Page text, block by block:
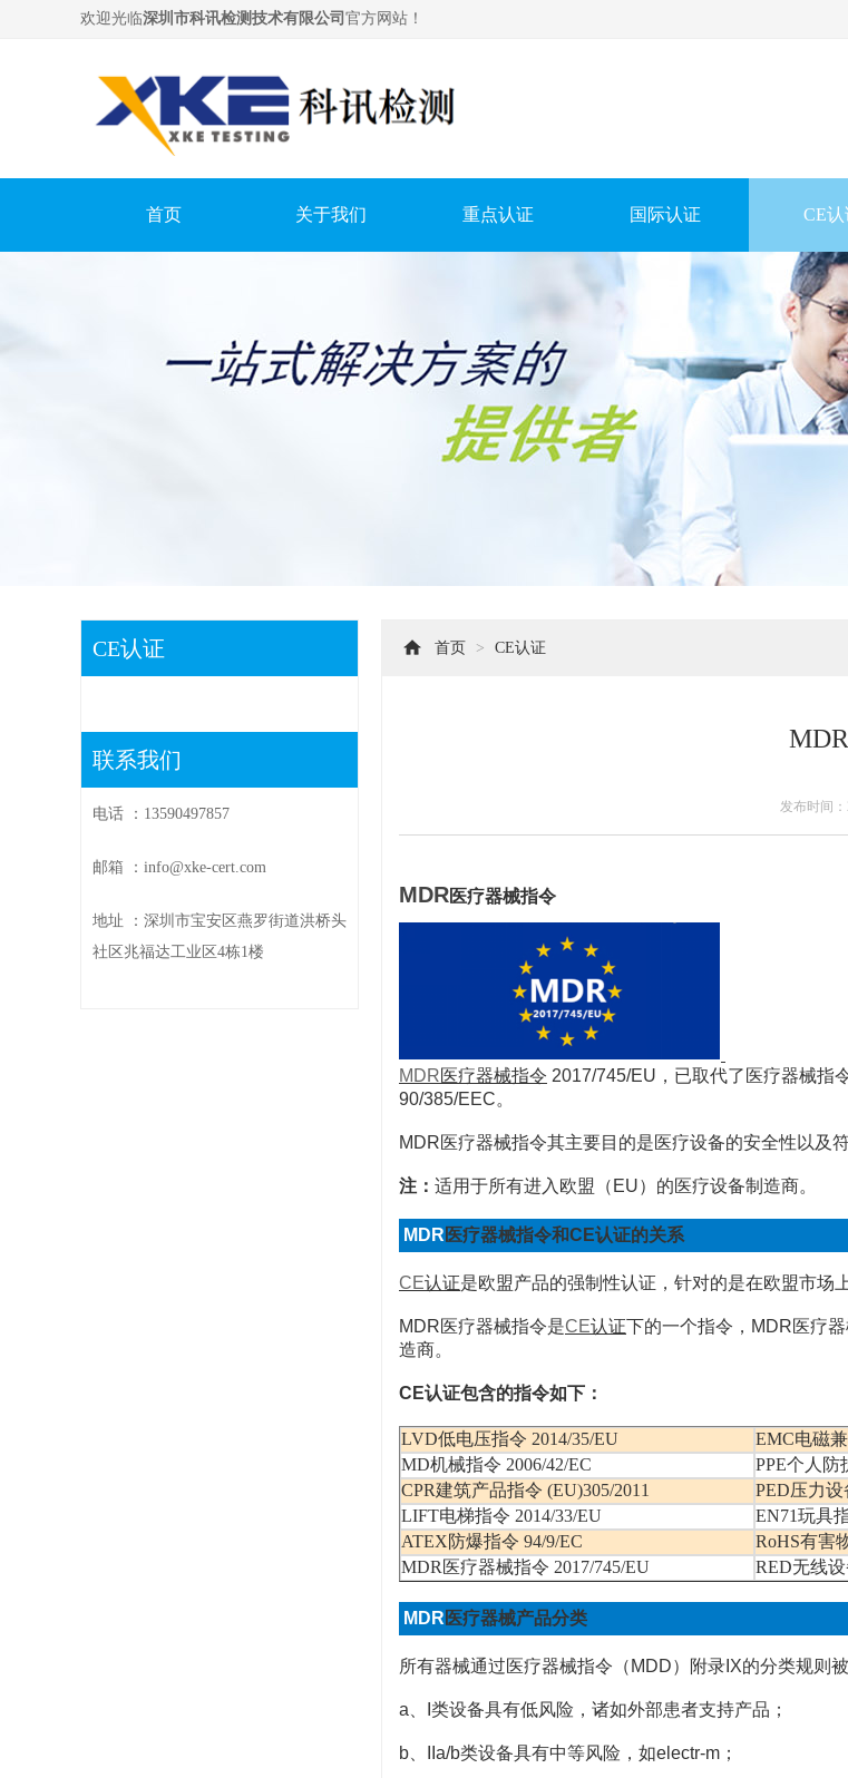
欢迎光临深圳市科讯检测技术有限公司 官方网站！
首页 关于我们 重点认证 国际认证 CE认
CE认证
联系我们
电话 ：13590497857
邮箱 ：info@xke-cert.com
地址 ：深圳市宝安区燕罗街道洪桥头
社区兆福达工业区4栋1楼
首页 > CE认证
发布时间：
MDR医疗器械指令
MDR医疗器械指令 2017/745/EU ，已取代了医疗器械指
90/385/EEC。
MDR医疗器械指令其主要目的是医疗设备的安全性以及
注： 适用于所有进入欧盟（ EU）的医疗设备制造商。
MDR 医疗器械指令和CE认证的关系
CE认证是欧盟产品的强制性认证，针对的是在欧盟市场
MDR医疗器械指令是CE认证下的一个指令， MDR医疗
造商。
CE认证包含的指令如下：
LVD低电压指令 2014/35/EU EMC电磁
MD机械指令 2006/42/EC PPE个人防
CPR建筑产品指令 (EU)305/2011 PED压力设
LIFT电梯指令 2014/33/EU EN71玩具
ATEX防爆指令 94/9/EC RoHS有害
MDR医疗器械指令 2017/745/EU RED无线
MDR 医疗器械产品分类
所有器械通过医疗器械指令（ MDD）附录 IX的分类规则
a 类设备具有低风险，诸如外部患者支持产品；
b IIa/b类设备具有中等风险，如electr-m ；